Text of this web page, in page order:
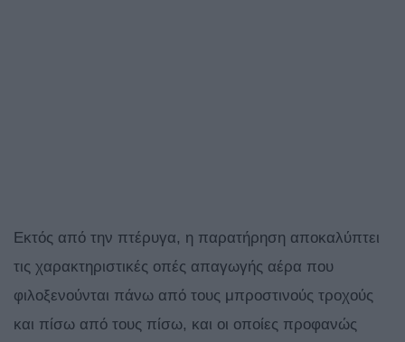
Εκτός από την πτέρυγα, η παρατήρηση αποκαλύπτει
τις χαρακτηριστικές οπές απαγωγής αέρα που
φιλοξενούνται πάνω από τους μπροστινούς τροχούς
και πίσω από τους πίσω, και οι οποίες προφανώς